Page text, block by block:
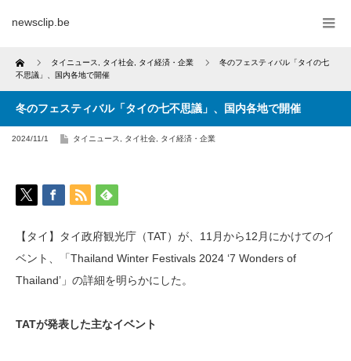
newsclip.be
Home タイニュース タイ社会 タイ経済・企業
冬のフェスティバル「タイの七
不思議」、国内各地で開催
冬のフェスティバル「タイの七不思議」、国内各地で開催
2024/11/1 タイニュース タイ社会 タイ経済・企業
【タイ】タイ政府観光庁（TAT）が、11月から12月にかけてのイ
ベント、「Thailand Winter Festivals 2024 ‘7 Wonders of
Thailand’」の詳細を明らかにした。
TATが発表した主なイベント